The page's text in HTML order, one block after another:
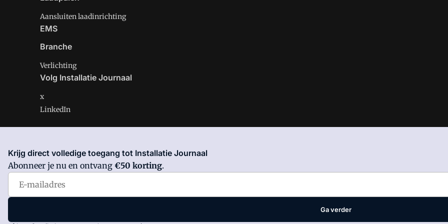
Aansluiten laadinrichting
EMS
Branche
Verlichting
Volg Installatie Journaal
x
LinkedIn
Installatie Journaal is onderdeel van VMN media. Lees in
VoorwaardenenPrivacy en Cookie beleid
Krijg direct volledige toegang tot Installatie Journaal
Abonneer je nu en ontvang €50 korting.
Ga verder